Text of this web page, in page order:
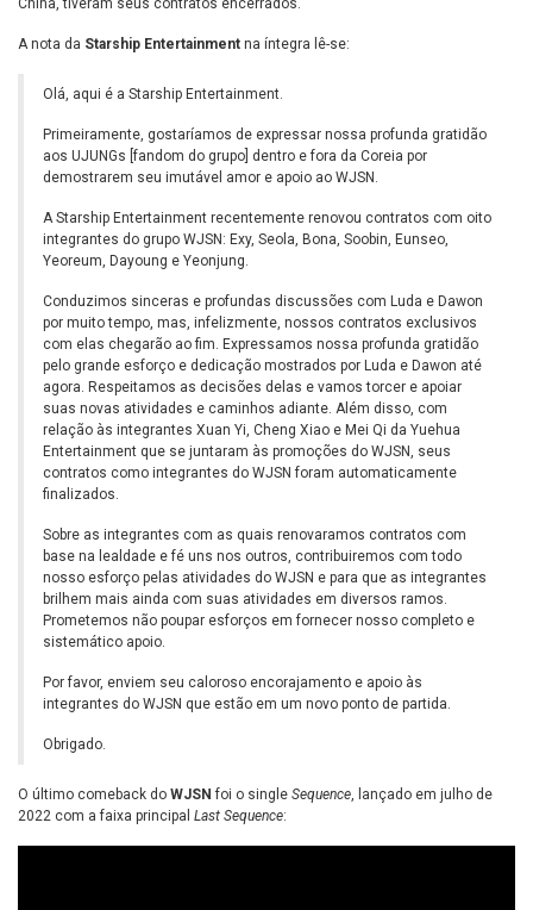
China, tiveram seus contratos encerrados.
A nota da Starship Entertainment na íntegra lê-se:
Olá, aqui é a Starship Entertainment.
Primeiramente, gostaríamos de expressar nossa profunda gratidão
aos UJUNGs [fandom do grupo] dentro e fora da Coreia por
demostrarem seu imutável amor e apoio ao WJSN.
A Starship Entertainment recentemente renovou contratos com oito
integrantes do grupo WJSN: Exy, Seola, Bona, Soobin, Eunseo,
Yeoreum, Dayoung e Yeonjung.
Conduzimos sinceras e profundas discussões com Luda e Dawon
por muito tempo, mas, infelizmente, nossos contratos exclusivos
com elas chegarão ao fim. Expressamos nossa profunda gratidão
pelo grande esforço e dedicação mostrados por Luda e Dawon até
agora. Respeitamos as decisões delas e vamos torcer e apoiar
suas novas atividades e caminhos adiante. Além disso, com
relação às integrantes Xuan Yi, Cheng Xiao e Mei Qi da Yuehua
Entertainment que se juntaram às promoções do WJSN, seus
contratos como integrantes do WJSN foram automaticamente
finalizados.
Sobre as integrantes com as quais renovaramos contratos com
base na lealdade e fé uns nos outros, contribuiremos com todo
nosso esforço pelas atividades do WJSN e para que as integrantes
brilhem mais ainda com suas atividades em diversos ramos.
Prometemos não poupar esforços em fornecer nosso completo e
sistemático apoio.
Por favor, enviem seu caloroso encorajamento e apoio às
integrantes do WJSN que estão em um novo ponto de partida.
Obrigado.
O último comeback do WJSN foi o single Sequence, lançado em julho de
2022 com a faixa principal Last Sequence: